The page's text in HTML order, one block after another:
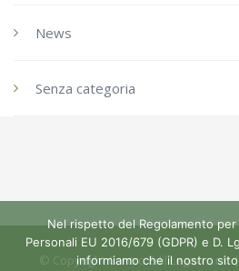
News
Senza categoria
© Copyright Centro Edil Legno s.r.l. |
Nel rispetto del Regolamento
Personali EU 2016/679 (GDPR) e D.
informiamo che il nostro